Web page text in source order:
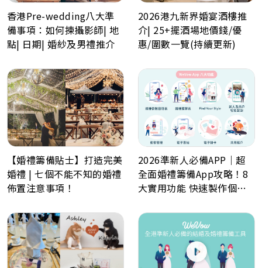
香港Pre-wedding八大準
備事項：如何揀攝影師| 地
點| 日期| 婚紗及男禮推介
2026港九新界婚宴酒樓推
介| 25+擺酒場地價錢/優
惠/圍數一覽(持續更新)
【婚禮籌備貼士】打造完美
婚禮 | 七個不能不知的婚禮
佈置注意事項！
2026準新人必備APP｜超
全面婚禮籌備App攻略！8
大實用功能 快速製作個人
數日程表、預算表、婚禮商
戶一鍵查詢